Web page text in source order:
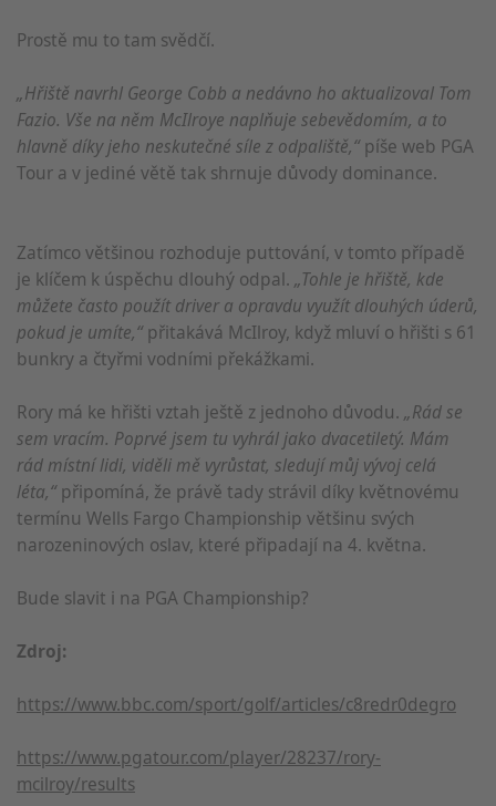
Prostě mu to tam svědčí.
„Hřiště navrhl George Cobb a nedávno ho aktualizoval Tom
Fazio. Vše na něm McIlroye naplňuje sebevědomím, a to
hlavně díky jeho neskutečné síle z odpaliště,“píše web PGA
Tour a v jediné větě tak shrnuje důvody dominance.
Zatímco většinou rozhoduje puttování, v tomto případě
je klíčem k úspěchu dlouhý odpal. „Tohle je hřiště, kde
můžete často použít driver a opravdu využít dlouhých úderů,
pokud je umíte,“přitakává McIlroy, když mluví o hřišti s 61
bunkry a čtyřmi vodními překážkami.
Rory má ke hřišti vztah ještě z jednoho důvodu. „Rád se
sem vracím. Poprvé jsem tu vyhrál jako dvacetiletý. Mám
rád místní lidi, viděli mě vyrůstat, sledují můj vývoj celá
léta,“připomíná, že právě tady strávil díky květnovému
termínu Wells Fargo Championship většinu svých
narozeninových oslav, které připadají na 4. května.
Bude slavit i na PGA Championship?
Zdroj:
https://www.bbc.com/sport/golf/articles/c8redr0degro
https://www.pgatour.com/player/28237/rory-
mcilroy/results